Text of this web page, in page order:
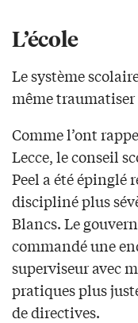
L’école
Le système
même
Comme l’ont
Lecce, le conseil
Peel a été épinglé
discipliné plus
Blancs. Le
commandé une
superviseur avec
pratiques plus
de directives.